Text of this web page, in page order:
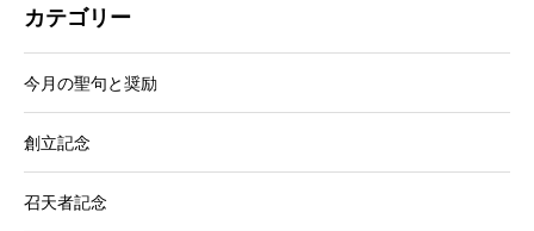
カテゴリー
今月の聖句と奨励
創立記念
召天者記念